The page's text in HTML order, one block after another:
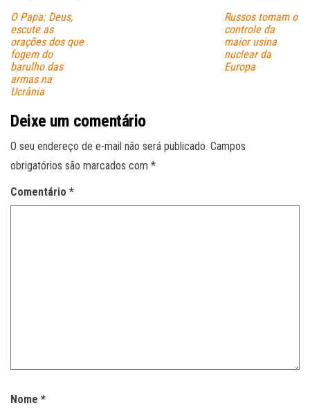
O Papa: Deus,
escute as
orações dos que
fogem do
barulho das
armas na
Ucrânia
Russos tomam o
controle da
maior usina
nuclear da
Europa
Deixe um comentário
O seu endereço de e-mail não será publicado. Campos
obrigatórios são marcados com *
Comentário *
Nome *